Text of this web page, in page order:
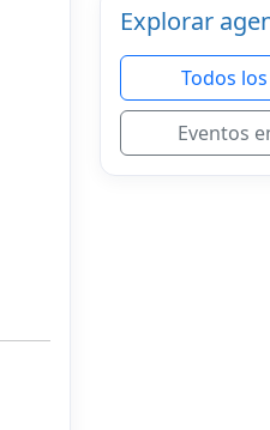
Explorar
Todos
Eventos